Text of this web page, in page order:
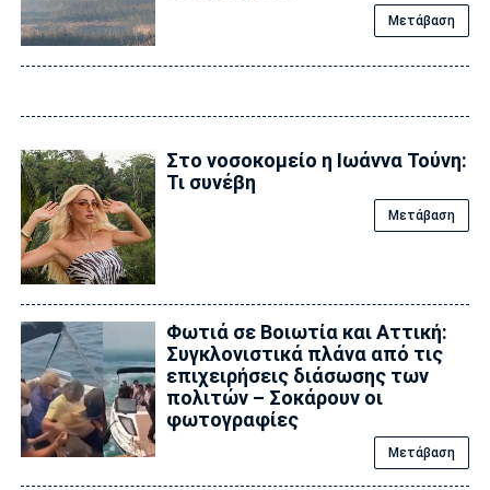
Μετάβαση
Στο νοσοκομείο η Ιωάννα Τούνη:
Τι συνέβη
Μετάβαση
Φωτιά σε Βοιωτία και Αττική:
Συγκλονιστικά πλάνα από τις
επιχειρήσεις διάσωσης των
πολιτών – Σοκάρουν οι
φωτογραφίες
Μετάβαση